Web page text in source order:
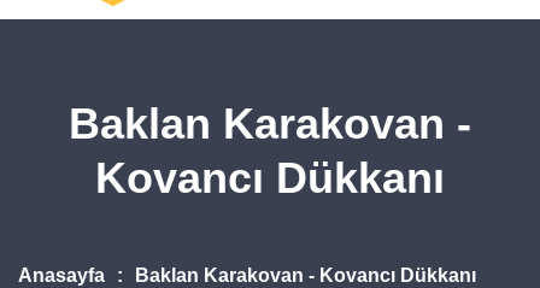
Baklan Karakovan -
Kovancı Dükkanı
Anasayfa Baklan Karakovan - Kovancı Dükkanı